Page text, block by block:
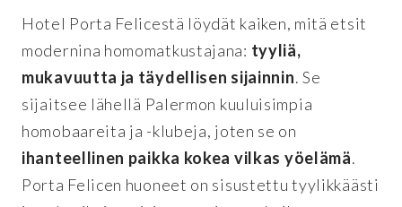
Hotel Porta Felicestä löydät kaiken, mitä etsit
modernina homomatkustajana: tyyliä,
mukavuutta ja täydellisen sijainnin. Se
sijaitsee lähellä Palermon kuuluisimpia
homobaareita ja -klubeja, joten se on
ihanteellinen paikka kokea vilkas yöelämä.
Porta Felicen huoneet on sisustettu tyylikkäästi